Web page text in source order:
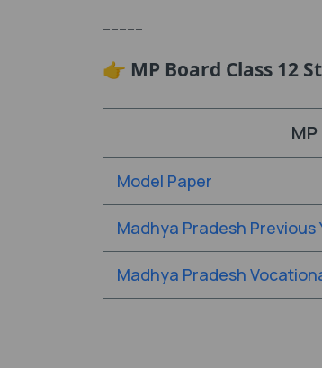
-----
👉 MP Board Class 12
Model Paper
Madhya Pradesh Previous
Madhya Pradesh